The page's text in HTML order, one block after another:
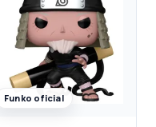
Funko oficial